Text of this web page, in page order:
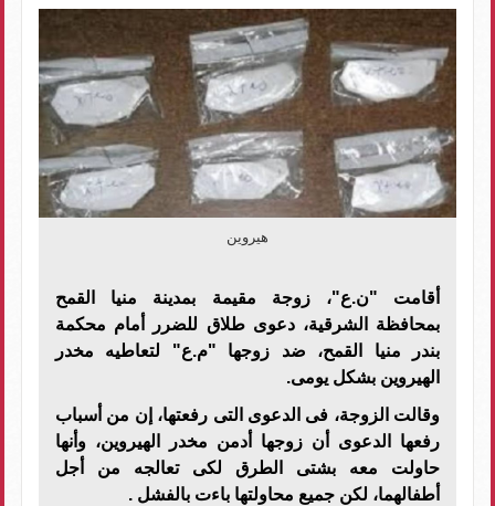
هيروين
أقامت "ن.ع"، زوجة مقيمة بمدينة منيا القمح
بمحافظة الشرقية، دعوى طلاق للضرر أمام محكمة
بندر منيا القمح، ضد زوجها "م.ع" لتعاطيه مخدر
الهيروين بشكل يومى.
وقالت الزوجة، فى الدعوى التى رفعتها، إن من أسباب
رفعها الدعوى أن زوجها أدمن مخدر الهيروين، وأنها
حاولت معه بشتى الطرق لكى تعالجه من أجل
أطفالهما، لكن جميع محاولتها باءت بالفشل .